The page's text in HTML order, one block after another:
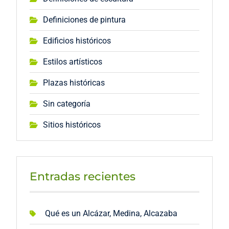
Definiciones de pintura
Edificios históricos
Estilos artísticos
Plazas históricas
Sin categoría
Sitios históricos
Entradas recientes
Qué es un Alcázar, Medina, Alcazaba